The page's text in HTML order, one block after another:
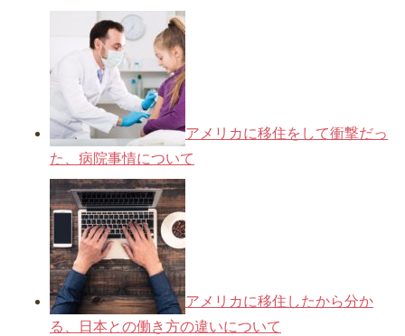
アメリカに移住をして衝撃だっ
た、病院事情について
アメリカに移住したから分か
る、日本との働き方の違いについて